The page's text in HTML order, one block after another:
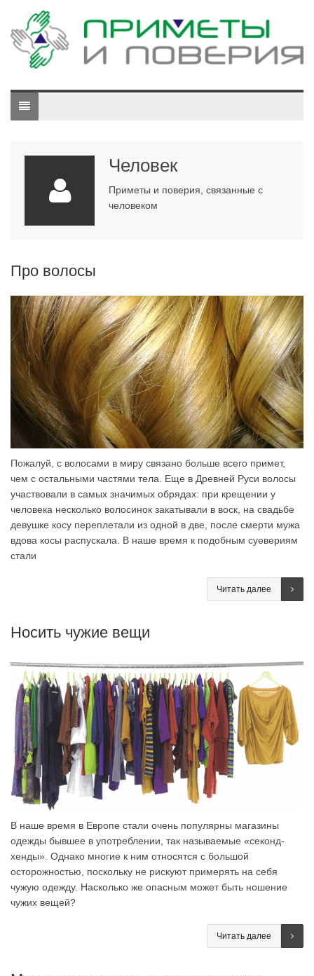
Человек
Приметы и поверия, связанные с
человеком
Про волосы
Пожалуй, с волосами в миру связано больше всего примет,
чем с остальными частями тела. Еще в Древней Руси волосы
участвовали в самых значимых обрядах: при крещении у
человека несколько волосинок закатывали в воск, на свадьбе
девушке косу переплетали из одной в две, после смерти мужа
вдова косы распускала. В наше время к подобным суевериям
стали
Читать далее
Носить чужие вещи
В наше время в Европе стали очень популярны магазины
одежды бывшее в употреблении, так называемые «секонд-
хенды». Однако многие к ним относятся с большой
осторожностью, поскольку не рискуют примерять на себя
чужую одежду. Насколько же опасным может быть ношение
чужих вещей?
Читать далее